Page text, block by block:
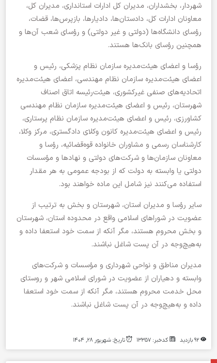
شهردار، بخشداران، مدیران کل ادارات استانداری، مدیران کل،
معاونان ادارات کل، دادستان‌ها، دادیارها، بازپرس‌ها، قضات،
رؤسای دانشگاه‌ها (دولتی و غیر دولتی) و رؤسای شعب آن‌ها و
همچنین رؤسای بانک‌ها هستند.
رؤسا و اعضای هیئت‌مدیره سازمان نظام پزشکی، رئیس و
اعضای هیئت‌مدیره سازمان نظام مهندسی، اعضای هیئت‌مدیره
اتحادیه‌های صنفی غیرکشوری، هیئت‌رئیسه اتاق اصناف
شهرستان، رئیس و اعضای هیئت‌مدیره سازمان نظام مهندسی
کشاورزی، رئیس و اعضای هیئت‌مدیره سازمان نظام پرستاری،
رئیس و اعضای هیئت‌مدیره کانون وکلای دادگستری، مرکز وکلا،
کارشناسان رسمی و مشاوران خانواده قوه‌قضائیه، رؤسا و
معاونان سازمان‌ها و شرکت‌های دولتی و نهاد‌ها و مؤسسات
دولتی یا وابسته به دولت که از بودجه عمومی به هر مقدار
استفاده می‌کنند نیز شامل این ماده خواهند بود.
سایر رؤسا و مدیران استان، شهرستان و بخش به ترتیب از
عضویت در شورا‌های اسلامی واقع در محدوده استان، شهرستان
و بخش محروم هستند، مگر آنکه از سمت خود استعفا داده و
به‌هیچ‌وجه در آن پست شاغل نباشند.
مدیران مناطق و نواحی شهرداری و مؤسسات و شرکت‌های
وابسته و دهیاران از عضویت در شورای اسلامی شهر و روستای
محل خدمت محروم هستند، مگر آنکه از سمت خود استعفا
داده و به‌هیچ‌وجه در آن پست شاغل نباشند.
کدخبر: 13357 تاریخ: شهریور 28, 1404